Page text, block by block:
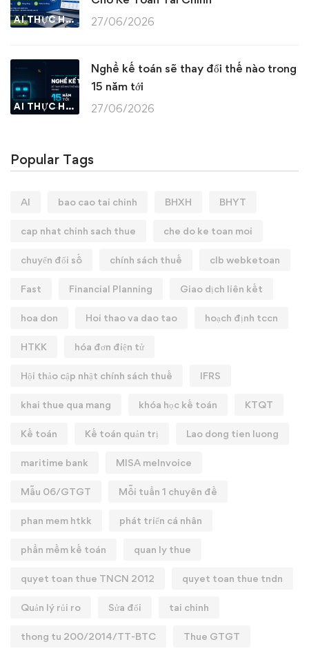
AI THỰC HÀNH 27/06/2026
AI THỰC HÀNH
Nghề kế toán sẽ thay đổi thế nào trong
15 năm tới
27/06/2026
Popular Tags
AI bao cao tai chinh BHXH BHYT
cap nhat chinh sach thue che do ke toan moi
chuyển đổi số chính sách thuế clb webketoan
Fast Financial Planning Giao dịch liên kết
hoa don Hoi thao va dao tao hoạch định tccn
HTKK hóa đơn điện tử
Hội thảo cập nhật chính sách thuế IFRS
khai thue qua mang khóa học kế toán KTQT
Kế toán Kế toán quản trị Lao dong tien luong
maritime bank MISA meInvoice
Mẫu 06/GTGT Mỗi tuần 1 chuyên đề
phan mem htkk phát triển cá nhân
phần mềm kế toán quan ly thue
quyet toan thue TNCN 2012 quyet toan thue tndn
Quản lý rủi ro Sửa đổi tai chinh
thong tu 200/2014/TT-BTC Thue GTGT